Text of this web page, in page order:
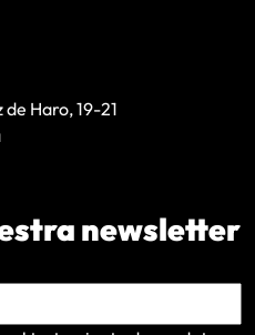
Haro, 19-21
newsletter